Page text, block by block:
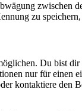
zu
Du bist
nur für
kontaktiere